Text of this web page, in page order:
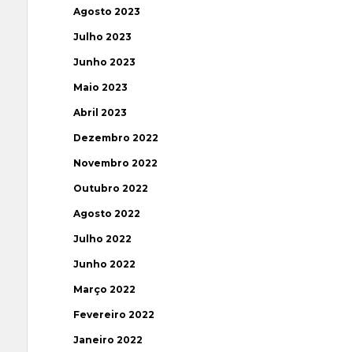
Agosto 2023
Julho 2023
Junho 2023
Maio 2023
Abril 2023
Dezembro 2022
Novembro 2022
Outubro 2022
Agosto 2022
Julho 2022
Junho 2022
Março 2022
Fevereiro 2022
Janeiro 2022